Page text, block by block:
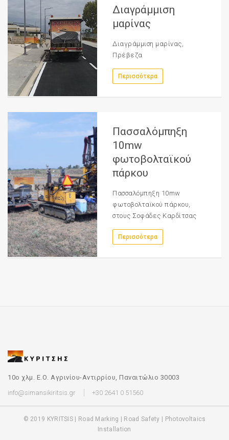
Διαγράμμιση
μαρίνας
Διαγράμμιση μαρίνας,
Πρέβεζα
Περισσότερα
Πασσαλόμπηξη
10mw
φωτοβολταϊκού
πάρκου
Πασσαλόμπηξη 10mw
φωτοβολταϊκού πάρκου,
στους Σοφάδες Καρδίτσας
Περισσότερα
10ο χλμ. Ε.Ο. Αγρινίου-Αντιρρίου, Παναιτώλιο 30003
info@simansikiritsis.gr
+30 2641 0 51560
© 2019 KYRITSIS | Road Marking | Road Safety | Photovoltaics
Installation